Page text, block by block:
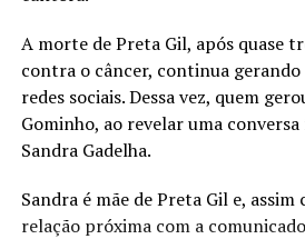
A morte de Preta Gil, após quase
contra o câncer, continua gerando
redes sociais. Dessa vez, quem
Gominho, ao revelar uma
Sandra Gadelha.
Sandra é mãe de Preta Gil e,
relação próxima com a